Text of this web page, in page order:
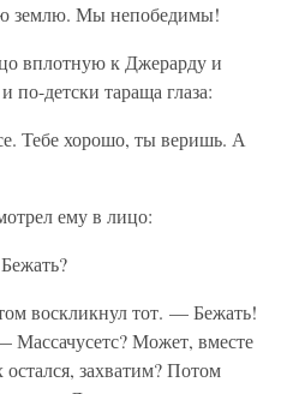
землю. Мы непобедимы!
вплотную к Джерарду и
по-детски тараща глаза:
Тебе хорошо, ты веришь. А
ему в лицо:
воскликнул тот. — Бежать!
Может, вместе
захватим? Потом